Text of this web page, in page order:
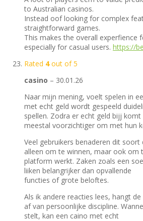
to Australian casinos.
Instead oof looking for complex
straightforward games.
This makes the overall experfience
especially for casual users. https://
Rated 4out of 5
casino – 30.01.26
Naar mijn mening, voelt spelen in
met echt geld wordt gespeeld
spellen. Zodra er echt geld bijj
meestal voorzichtiger om met hun
Veel gebruikers benaderen dit soort
alleen om te winnen, maar ook om
platform werkt. Zaken zoals een
liiken belangrijker dan opvallende
functies of grote beloftes.
Als ik andere reacties lees, hangt
af van persoonlijke discipline.
stelt, kan een caino met echt